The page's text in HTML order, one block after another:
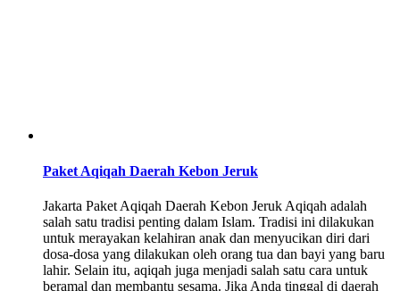
Paket Aqiqah Daerah Kebon Jeruk
Jakarta Paket Aqiqah Daerah Kebon Jeruk Aqiqah adalah
salah satu tradisi penting dalam Islam. Tradisi ini dilakukan
untuk merayakan kelahiran anak dan menyucikan diri dari
dosa-dosa yang dilakukan oleh orang tua dan bayi yang baru
lahir. Selain itu, aqiqah juga menjadi salah satu cara untuk
beramal dan membantu sesama. Jika Anda tinggal di daerah